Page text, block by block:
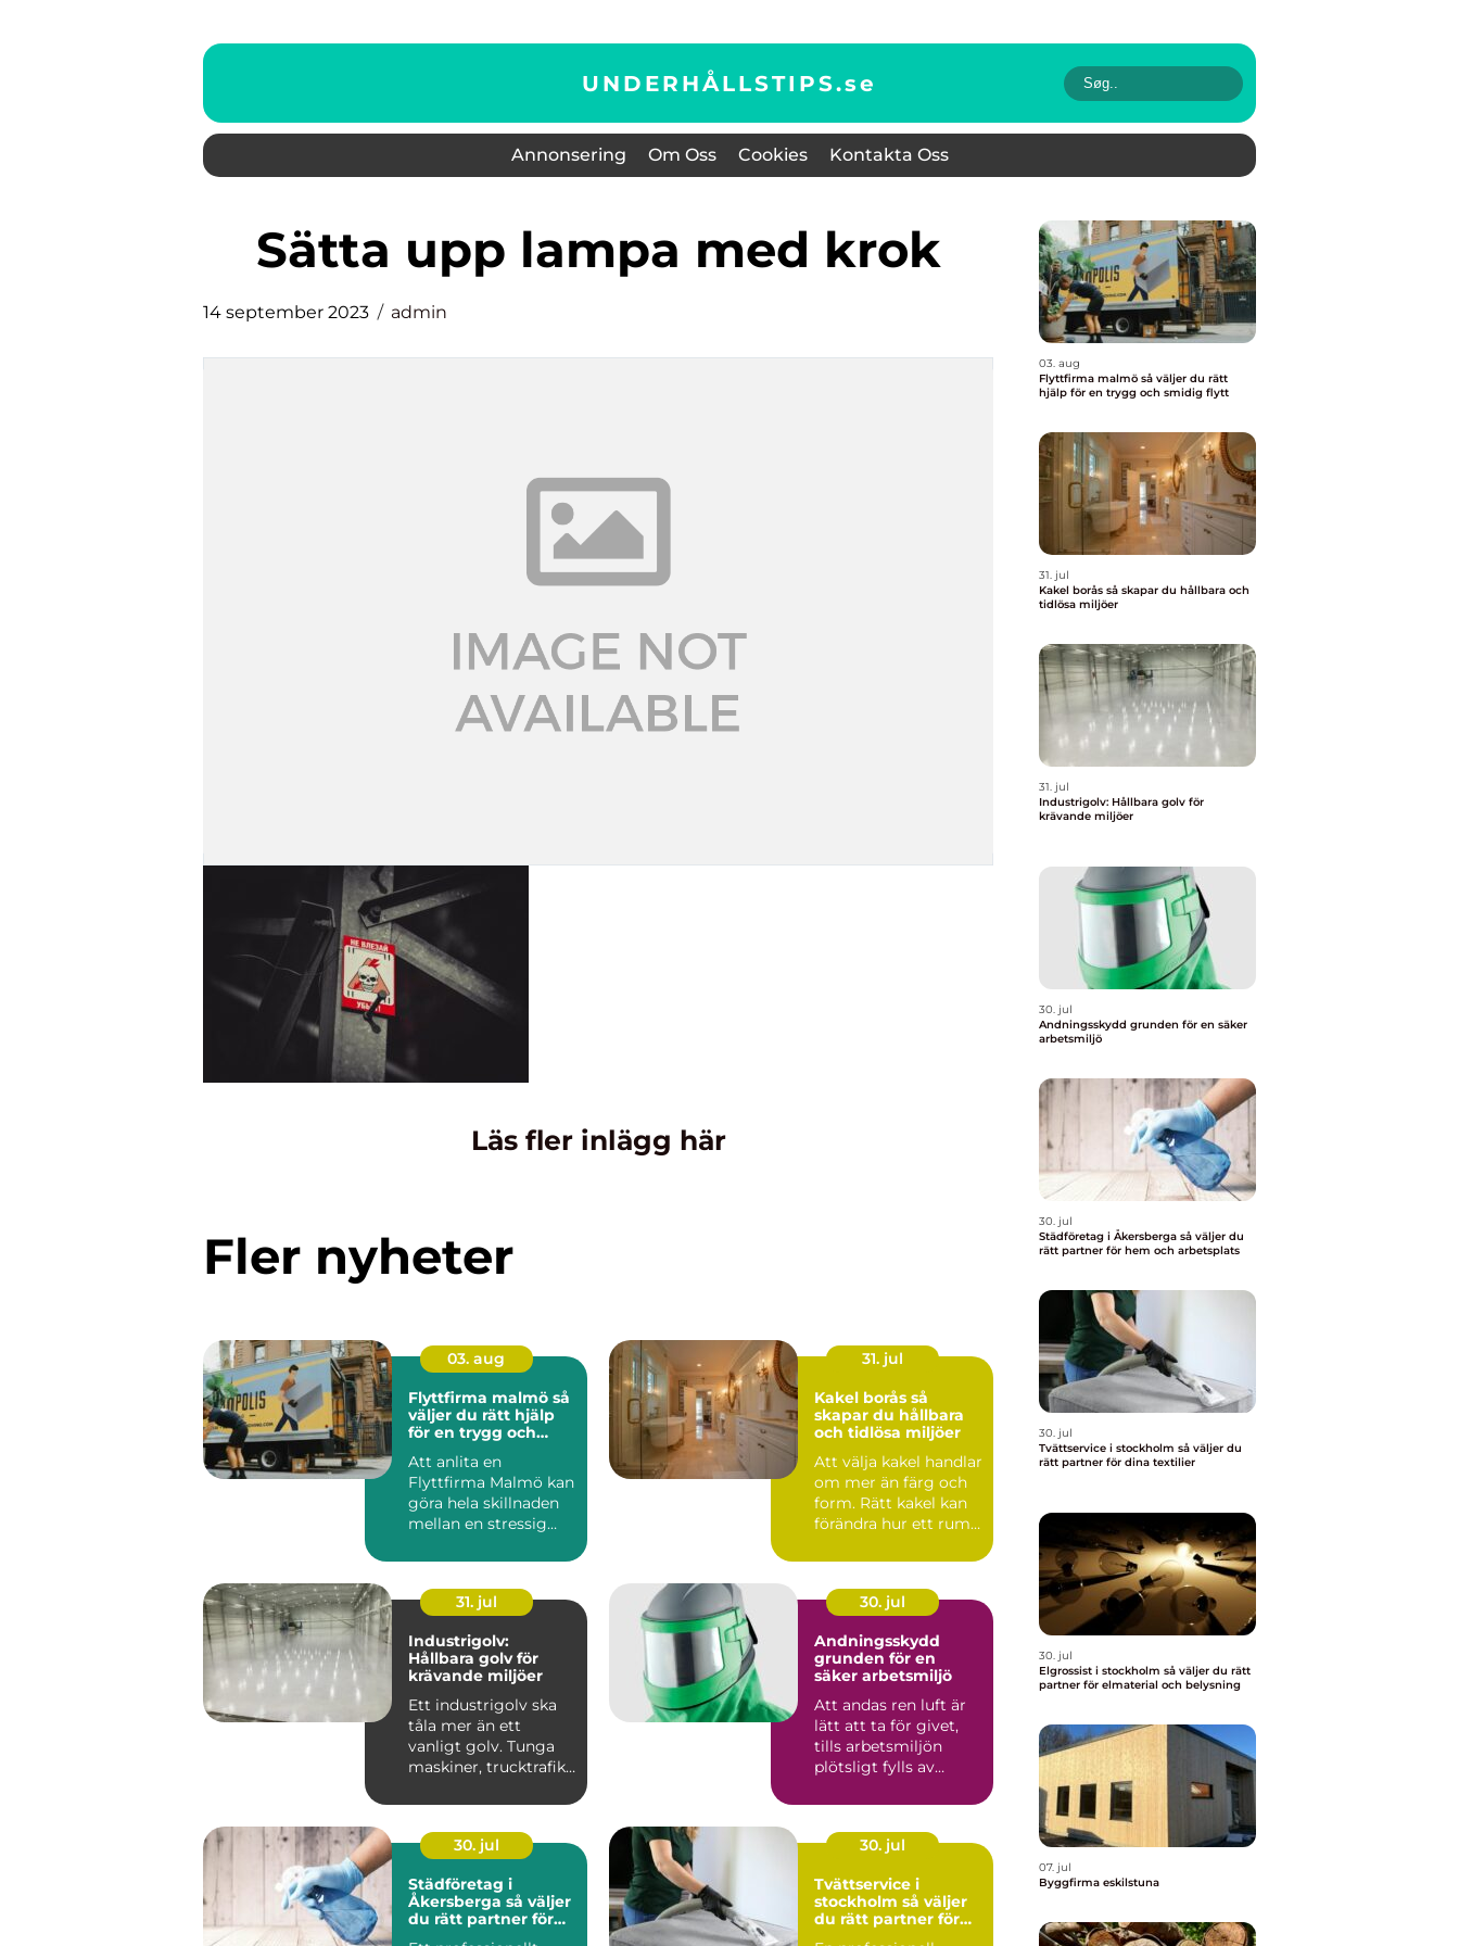
UNDERHÅLLSTIPS.se
Annonsering Om Oss Cookies Kontakta Oss
sätta upp lampa med krok
14 september 2023 admin
Läs fler inlägg här
Fler nyheter
03. aug
Flyttfirma malmö så
väljer du rätt hjälp
för en trygg och
Att anlita en
Flyttfirma Malmö kan
göra hela skillnaden
mellan en stressig
över...
31. jul
Kakel borås så
skapar du hållbara
och tidlösa miljöer
Att välja kakel handlar
om mer än färg och
form. Rätt kakel kan
förändra hur ett rum
31. jul
Industrigolv:
Hållbara golv för
krävande miljöer
Ett industrigolv ska
tåla mer än ett
vanligt golv. Tunga
maskiner, trucktrafik,
30. jul
Andningsskydd
grunden för en
säker arbetsmiljö
Att andas ren luft är
lätt att ta för givet,
tills arbetsmiljön
plötsligt fylls av
30. jul
Städföretag i
Åkersberga så väljer
du rätt partner för
30. jul
Tvättservice i
stockholm så väljer
du rätt partner för
03. aug
Flyttfirma malmö så väljer du rätt
hjälp för en trygg och smidig flytt
31. jul
Kakel borås så skapar du hållbara och
tidlösa miljöer
31. jul
Industrigolv: Hållbara golv för
krävande miljöer
30. jul
Andningsskydd grunden för en säker
arbetsmiljö
30. jul
Städföretag i Åkersberga så väljer du
rätt partner för hem och arbetsplats
30. jul
Tvättservice i stockholm så väljer du
rätt partner för dina textilier
30. jul
Elgrossist i stockholm så väljer du rätt
partner för elmaterial och belysning
07. jul
Byggfirma eskilstuna